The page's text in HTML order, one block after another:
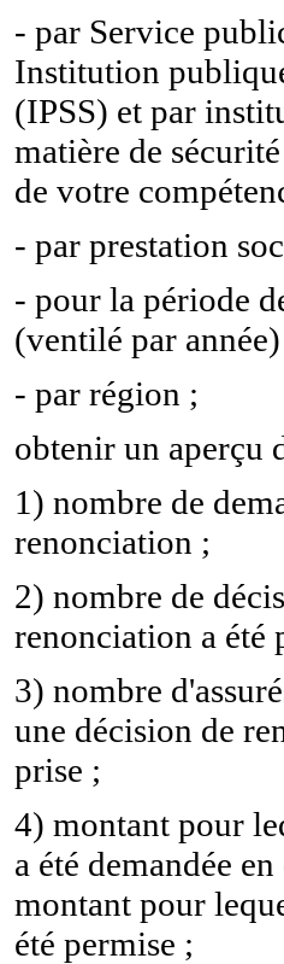
- par Service
Institution
(IPSS) et par
matière de
de votre
- par prestation
- pour la période
(ventilé par
- par région ;
obtenir un aperçu
1) nombre de
renonciation ;
2) nombre de
renonciation a été
3) nombre
une décision de
prise ;
4) montant pour
a été demandée
montant pour
été permise ;